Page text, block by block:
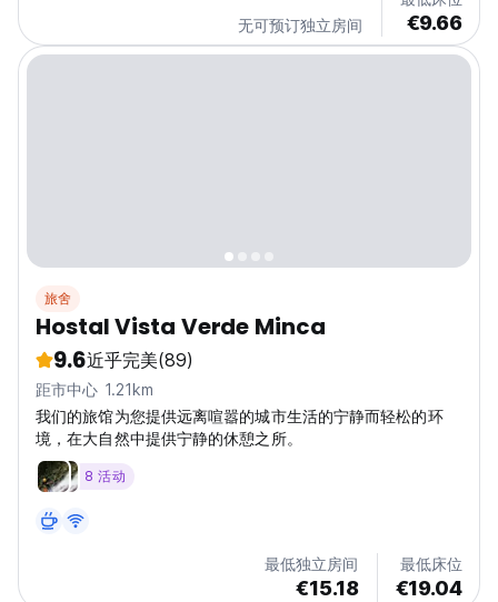
无可预订独立房间 €9.66
旅舍
Hostal Vista Verde Minca
9.6近乎完美(89)
距市中心 1.21km
我们的旅馆为您提供远离喧嚣的城市生活的宁静而轻松的环
境，在大自然中提供宁静的休憩之所。
8 活动
最低独立房间
€15.18
最低床位
€19.04